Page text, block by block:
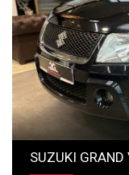
SUZUKI